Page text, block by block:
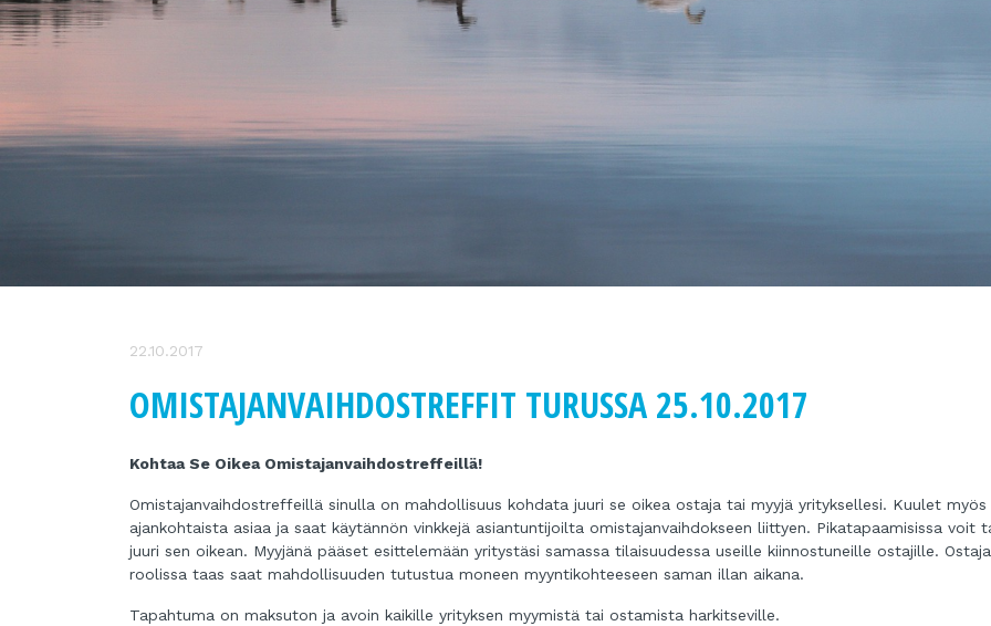
22.10.2017
OMISTAJANVAIHDOSTREFFIT TURUSSA 25.10.2017
Kohtaa Se Oikea Omistajanvaihdostreffeillä!
Omistajanvaihdostreffeillä sinulla on mahdollisuus kohdata juuri se oikea ostaja tai myyjä yrityksellesi. Kuulet myös
ajankohtaista asiaa ja saat käytännön vinkkejä asiantuntijoilta omistajanvaihdokseen liittyen. Pikatapaamisissa voit
juuri sen oikean. Myyjänä pääset esittelemään yritystäsi samassa tilaisuudessa useille kiinnostuneille ostajille.
roolissa taas saat mahdollisuuden tutustua moneen myyntikohteeseen saman illan aikana.
Tapahtuma on maksuton ja avoin kaikille yrityksen myymistä tai ostamista harkitseville.